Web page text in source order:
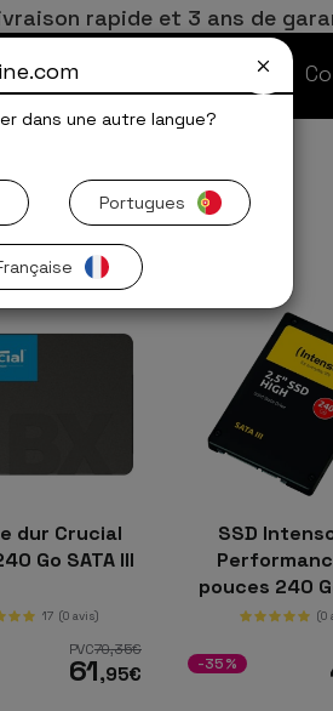
rapide et 3 ans de
dur Crucial
Go SATA III
17 (0 avis)
PVC70,35€
61,95€
SSD
pouces 240
III
(0
-35%
dans une autre langue?
Portugues